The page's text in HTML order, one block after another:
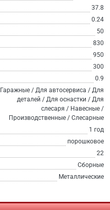
37.8
0.24
50
830
950
300
0.9
Гаражные / Для автосервиса / Для
деталей / Для оснастки / Для
слесаря / Навесные /
Производственные / Слесарные
1 год
порошковое
22
Сборные
Металлические